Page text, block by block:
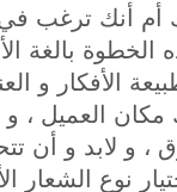
أنك ترغب في
الخطوة
الأفكار و
العميل ، و
و لابد و أن